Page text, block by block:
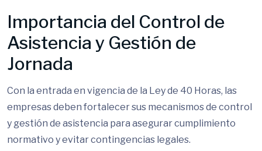
Importancia del Control de
Asistencia y Gestión de
Jornada
Con la entrada en vigencia de la Ley de 40 Horas, las
empresas deben fortalecer sus mecanismos de control
y gestión de asistencia para asegurar cumplimiento
normativo y evitar contingencias legales.